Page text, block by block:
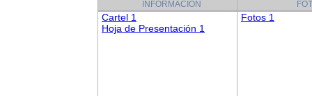
INFORMACIÓN
Cartel 1
Hoja de Presentación 1
Fotos 1